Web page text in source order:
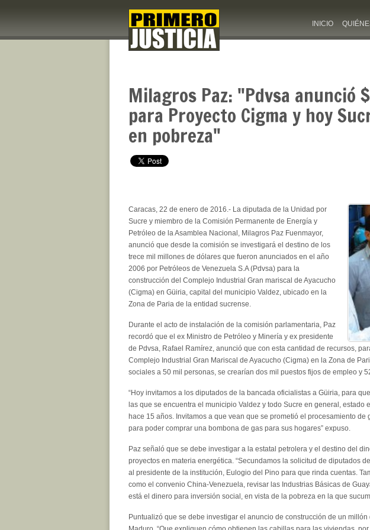
INICIO
Milagros Paz: "Pdvsa anunció
para Proyecto Cigma y hoy
en pobreza"
Caracas, 22 de enero de 2016.- La diputada de la Unidad por
Sucre y miembro de la Comisión Permanente de Energía y
Petróleo de la Asamblea Nacional, Milagros Paz Fuenmayor,
anunció que desde la comisión se investigará el destino de los
trece mil millones de dólares que fueron anunciados en el año
2006 por Petróleos de Venezuela S.A (Pdvsa) para la
construcción del Complejo Industrial Gran mariscal de Ayacucho
(Cigma) en Güiria, capital del municipio Valdez, ubicado en la
Zona de Paria de la entidad sucrense.
Durante el acto de instalación de la comisión parlamentaria, Paz
recordó que el ex Ministro de Petróleo y Minería y ex presidente
de Pdvsa, Rafael Ramírez, anunció que con esta cantidad de recursos,
Complejo Industrial Gran Mariscal de Ayacucho (Cigma) en la Zona de
sociales a 50 mil personas, se crearían dos mil puestos fijos de empleo y
“Hoy invitamos a los diputados de la bancada oficialistas a Güiria, para
las que se encuentra el municipio Valdez y todo Sucre en general, estado
hace 15 años. Invitamos a que vean que se prometió el procesamiento
para poder comprar una bombona de gas para sus hogares” expuso.
Paz señaló que se debe investigar a la estatal petrolera y el destino del
proyectos en materia energética. “Secundamos la solicitud de diputados
al presidente de la institución, Eulogio del Pino para que rinda cuentas.
como el convenio China-Venezuela, revisar las Industrias Básicas de
está el dinero para inversión social, en vista de la pobreza en la que
Puntualizó que se debe investigar el anuncio de construcción de un